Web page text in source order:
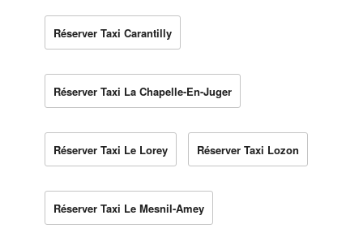
Réserver Taxi Carantilly
Réserver Taxi La Chapelle-En-Juger
Réserver Taxi Le Lorey Réserver Taxi Lozon
Réserver Taxi Le Mesnil-Amey